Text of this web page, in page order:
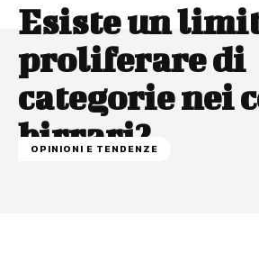
Esiste un
proliferare di
categorie nei
birrari?
OPINIONI E TENDENZE